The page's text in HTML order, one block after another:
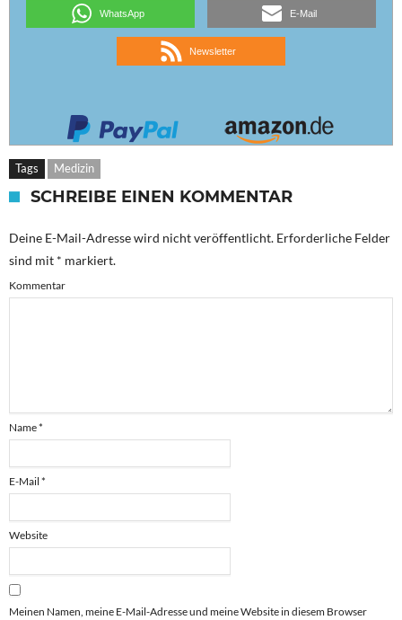
WhatsApp E-Mail
Newsletter
Tags Medizin
SCHREIBE EINEN KOMMENTAR
Deine E-Mail-Adresse wird nicht veröffentlicht. Erforderliche Felder
sind mit * markiert.
Kommentar
Name*
E-Mail *
Website
Meinen Namen, meine E-Mail-Adresse und meine Website in diesem Browser